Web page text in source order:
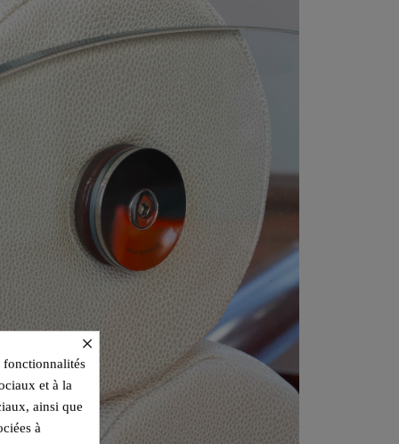
×
fonctionnalités
et à la
ainsi que
à